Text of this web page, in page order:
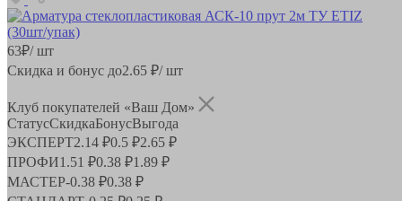
63₽/ шт
Скидка и бонус до2.65 ₽/ шт
Клуб покупателей «Ваш Дом»
СтатусСкидкаБонусВыгода
ЭКСПЕРТ2.14 ₽0.5 ₽2.65 ₽
ПРОФИ1.51 ₽0.38 ₽1.89 ₽
МАСТЕР-0.38 ₽0.38 ₽